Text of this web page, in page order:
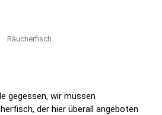
Räucherfisch
gegessen, wir müssen
der hier überall angeboten